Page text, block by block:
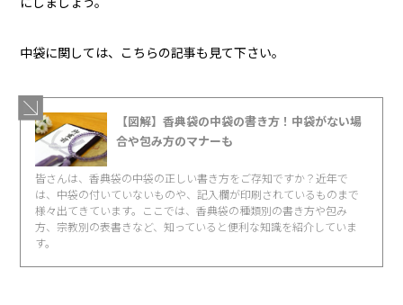
中袋に関しては、こちらの記事も見て下さい。
【図解】香典袋の中袋の書き方！中袋がない場
合や包み方のマナーも
皆さんは、香典袋の中袋の正しい書き方をご存知ですか？近年で
は、中袋の付いていないものや、記入欄が印刷されているものまで
様々出てきています。ここでは、香典袋の種類別の書き方や包み
方、宗教別の表書きなど、知っていると便利な知識を紹介していま
す。